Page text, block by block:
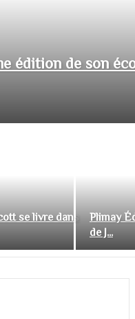
édition de son
se livre dans
Plimay
de J...